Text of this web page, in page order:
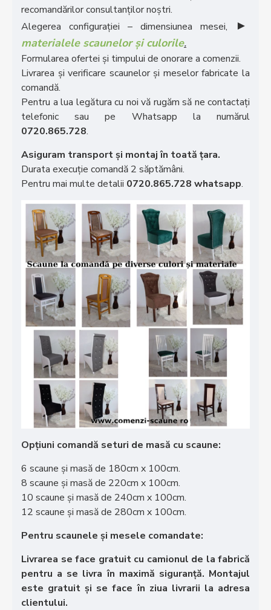
recomandărilor consultanților noștri.
Alegerea configurației – dimensiunea mesei,
►
materialele scaunelor și culorile.
Formularea ofertei și timpului de onorare a comenzii.
Livrarea și verificare scaunelor și meselor fabricate la
comandă.
Pentru a lua legătura cu noi vă rugăm să ne contactați
telefonic sau pe Whatsapp la numărul
0720.865.728.
Asiguram transport și montaj în toată țara.
Durata execuție comandă 2 săptămâni.
Pentru mai multe detalii 0720.865.728 whatsapp.
Opțiuni comandă seturi de masă cu scaune:
6 scaune și masă de 180cm x 100cm.
8 scaune și masă de 220cm x 100cm.
10 scaune și masă de 240cm x 100cm.
12 scaune și masă de 280cm x 100cm.
Pentru scaunele și mesele comandate:
Livrarea se face gratuit cu camionul de la fabrică
pentru a se livra în maximă siguranță. Montajul
este gratuit și se face în ziua livrarii la adresa
clientului.